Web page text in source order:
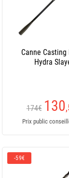
Canne
Hydra
174€ 130
Prix public
-59€